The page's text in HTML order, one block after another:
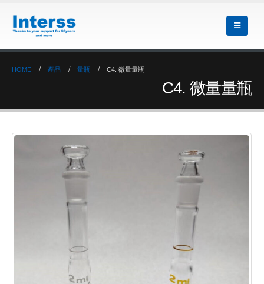
HOME 產品 量瓶 C4. 微量量瓶
C4. 微量量瓶